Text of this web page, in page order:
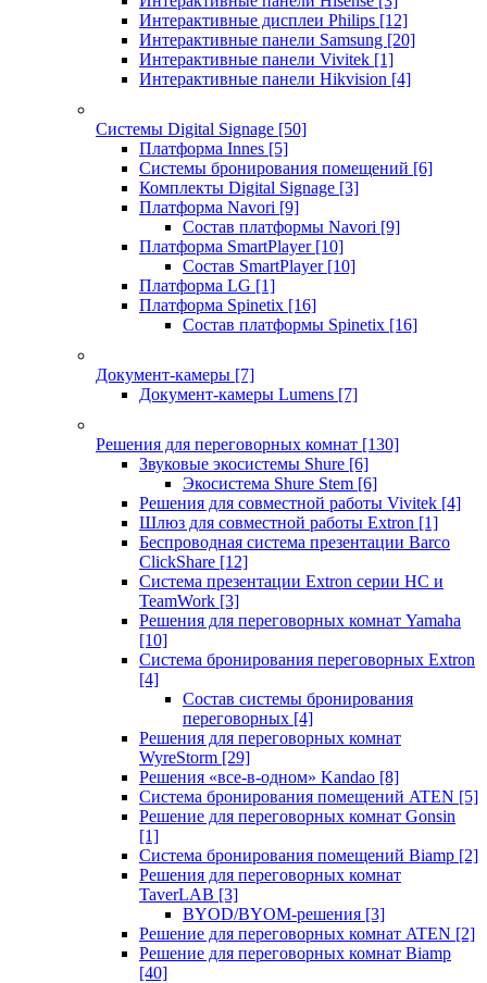
Интерактивные дисплеи Philips [12]
Интерактивные панели Samsung [20]
Интерактивные панели Vivitek [1]
Интерактивные панели Hikvision [4]
Системы Digital Signage [50]
Платформа Innes [5]
Системы бронирования помещений [6]
Комплекты Digital Signage [3]
Платформа Navori [9]
Состав платформы Navori [9]
Платформа SmartPlayer [10]
Состав SmartPlayer [10]
Платформа LG [1]
Платформа Spinetix [16]
Состав платформы Spinetix [16]
Документ-камеры [7]
Документ-камеры Lumens [7]
Решения для переговорных комнат [130]
Звуковые экосистемы Shure [6]
Экосистема Shure Stem [6]
Решения для совместной работы Vivitek [4]
Шлюз для совместной работы Extron [1]
Беспроводная система презентации Barco
ClickShare [12]
Система презентации Extron серии HC и
TeamWork [3]
Решения для переговорных комнат Yamaha
[10]
Система бронирования переговорных Extron
[4]
Состав системы бронирования
переговорных [4]
Решения для переговорных комнат
WyreStorm [29]
Решения «все-в-одном» Kandao [8]
Система бронирования помещений ATEN [5]
Решение для переговорных комнат Gonsin
[1]
Система бронирования помещений Biamp [2]
Решения для переговорных комнат
TaverLAB [3]
BYOD/BYOM-решения [3]
Решение для переговорных комнат ATEN [2]
Решение для переговорных комнат Biamp
[40]